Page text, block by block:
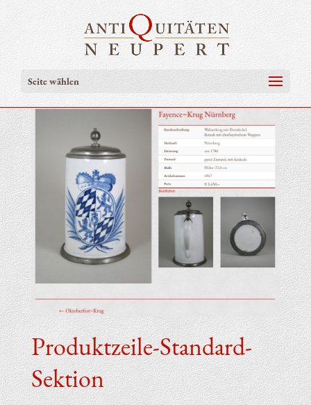
Seite wählen
Produktzeile-Standard-
Sektion